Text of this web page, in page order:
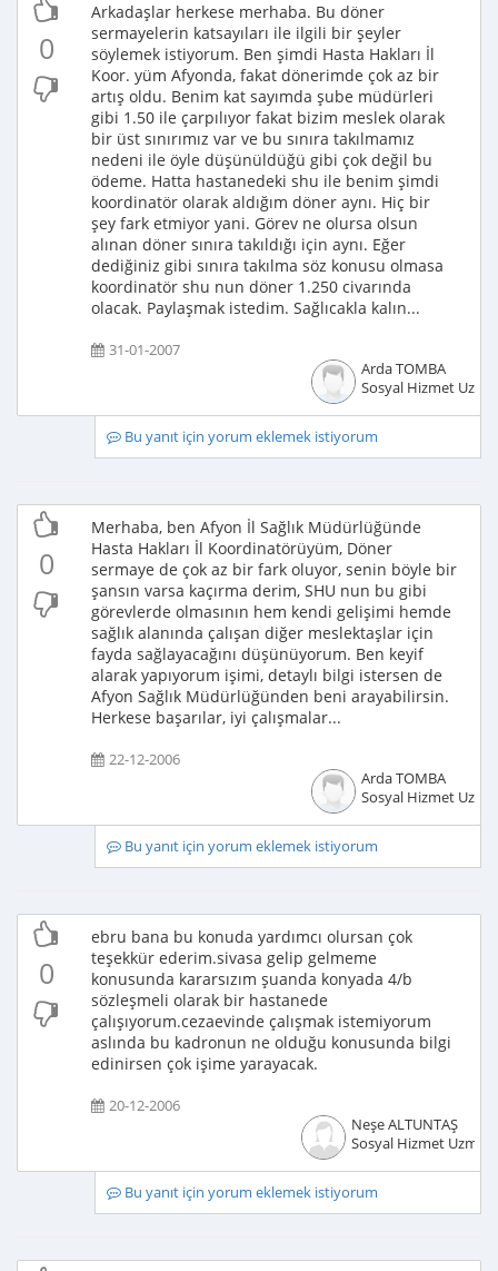
0
Arkadaşlar herkese merhaba. Bu döner
sermayelerin katsayıları ile ilgili bir şeyler
söylemek istiyorum. Ben şimdi Hasta Hakları İl
Koor. yüm Afyonda, fakat dönerimde çok az bir
artış oldu. Benim kat sayımda şube müdürleri
gibi 1.50 ile çarpılıyor fakat bizim meslek olarak
bir üst sınırımız var ve bu sınıra takılmamız
nedeni ile öyle düşünüldüğü gibi çok değil bu
ödeme. Hatta hastanedeki shu ile benim şimdi
koordinatör olarak aldığım döner aynı. Hiç bir
şey fark etmiyor yani. Görev ne olursa olsun
alınan döner sınıra takıldığı için aynı. Eğer
dediğiniz gibi sınıra takılma söz konusu olmasa
koordinatör shu nun döner 1.250 civarında
olacak. Paylaşmak istedim. Sağlıcakla kalın...
31-01-2007
Arda TOMBA
Sosyal Hizmet
Bu yanıt için yorum eklemek istiyorum
0
Merhaba, ben Afyon İl Sağlık Müdürlüğünde
Hasta Hakları İl Koordinatörüyüm, Döner
sermaye de çok az bir fark oluyor, senin böyle bir
şansın varsa kaçırma derim, SHU nun bu gibi
görevlerde olmasının hem kendi gelişimi hemde
sağlık alanında çalışan diğer meslektaşlar için
fayda sağlayacağını düşünüyorum. Ben keyif
alarak yapıyorum işimi, detaylı bilgi istersen de
Afyon Sağlık Müdürlüğünden beni arayabilirsin.
Herkese başarılar, iyi çalışmalar...
22-12-2006
Arda TOMBA
Sosyal Hizmet
Bu yanıt için yorum eklemek istiyorum
0
ebru bana bu konuda yardımcı olursan çok
teşekkür ederim.sivasa gelip gelmeme
konusunda kararsızım şuanda konyada 4/b
sözleşmeli olarak bir hastanede
çalışıyorum.cezaevinde çalışmak istemiyorum
aslında bu kadronun ne olduğu konusunda bilgi
edinirsen çok işime yarayacak.
20-12-2006
Neşe ALTUNTAŞ
Sosyal Hizmet Uzmanı
Bu yanıt için yorum eklemek istiyorum